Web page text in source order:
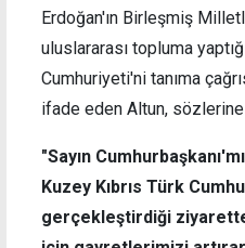
Erdoğan'ın Birleşmiş
uluslararası topluma
Cumhuriyeti'ni tanıma
ifade eden Altun,
"Sayın
Kuzey Kıbrıs Türk
gerçekleştirdiği